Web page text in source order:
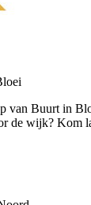
van Buurt in
de wijk? Kom